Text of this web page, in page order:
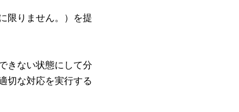
りません。）を提
ない状態にして分
切な対応を実行する